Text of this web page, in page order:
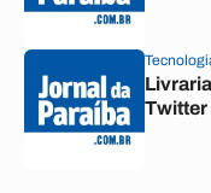
Twitter